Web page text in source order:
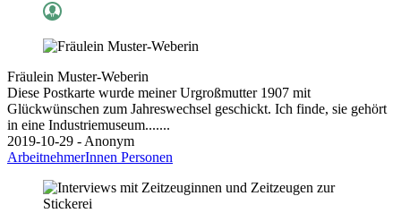
Fräulein Muster-Weberin
Diese Postkarte wurde meiner Urgroßmutter 1907 mit
Glückwünschen zum Jahreswechsel geschickt. Ich finde, sie gehört
in eine Industriemuseum.......
2019-10-29 - Anonym
ArbeitnehmerInnen Personen